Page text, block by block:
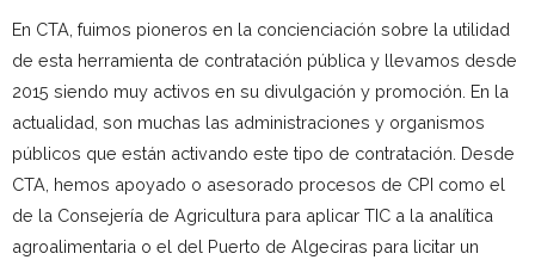
En CTA, fuimos pioneros en la concienciación sobre la utilidad
de esta herramienta de contratación pública y llevamos desde
2015 siendo muy activos en su divulgación y promoción. En la
actualidad, son muchas las administraciones y organismos
públicos que están activando este tipo de contratación. Desde
CTA, hemos apoyado o asesorado procesos de CPI como el
de la Consejería de Agricultura para aplicar TIC a la analítica
agroalimentaria o el del Puerto de Algeciras para licitar un